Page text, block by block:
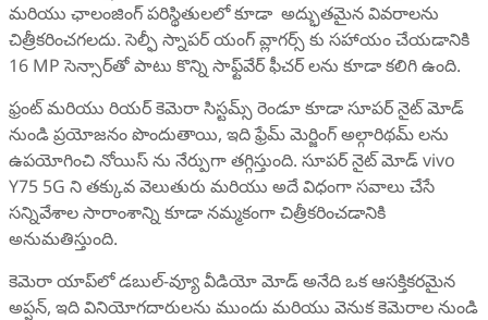
మరియు ఛాలంజింగ్ పరిస్థితులలో కూడా అద్భుతమైన వివరాలను
చిత్రీకరించగలదు. సెల్ఫీ స్నాపర్ యంగ్ వ్లాగర్స్ కు సహాయం చేయడానికి
16 MP సెన్సార్‌తో పాటు కొన్ని సాఫ్ట్‌వేర్ ఫీచర్‌ లను కూడా కలిగి ఉంది.
ఫ్రంట్ మరియు రియర్ కెమెరా సిస్టమ్స్ రెండూ కూడా సూపర్ నైట్ మోడ్
నుండి ప్రయోజనం పొందుతాయి, ఇది ఫ్రేమ్ మెర్జింగ్ అల్గారిథమ్‌ లను
ఉపయోగించి నోయిస్ ను నేర్పుగా తగ్గిస్తుంది. సూపర్ నైట్ మోడ్ vivo
Y75 5G ని తక్కువ వెలుతురు మరియు అదే విధంగా సవాలు చేసే
సన్నివేశాల సారాంశాన్ని కూడా నమ్మకంగా చిత్రీకరించడానికి
అనుమతిస్తుంది.
కెమెరా యాప్‌లో డబుల్-వ్యూ వీడియో మోడ్ అనేది ఒక ఆసక్తికరమైన
అప్షన్, ఇది వినియోగదారులను ముందు మరియు వెనుక కెమెరాల నుండి